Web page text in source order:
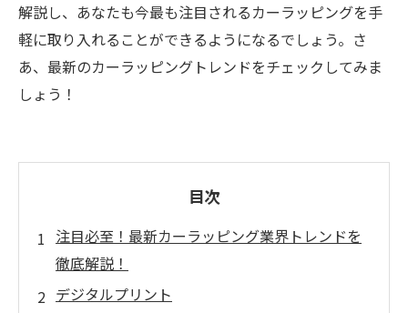
解説し、あなたも今最も注目されるカーラッピングを手
軽に取り入れることができるようになるでしょう。さ
あ、最新のカーラッピングトレンドをチェックしてみま
しょう！
目次
注目必至！最新カーラッピング業界トレンドを
徹底解説！
デジタルプリント